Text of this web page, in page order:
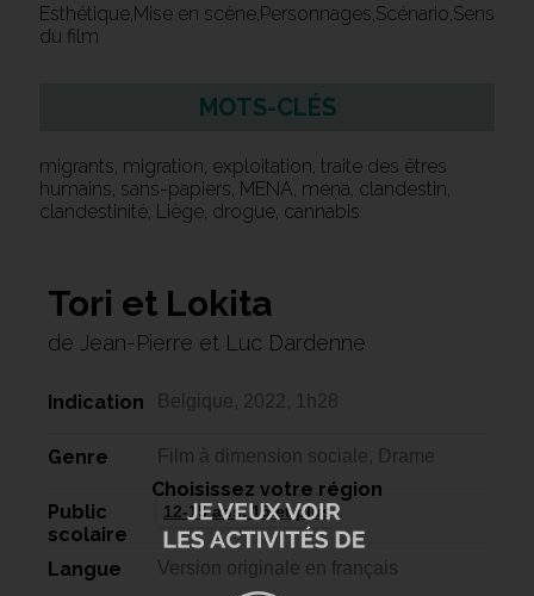
Esthétique,Mise en scène,Personnages,Scénario,Sens
du film
MOTS-CLÉS
migrants, migration, exploitation, traite des êtres
humains, sans-papiers, MENA, mena, clandestin,
clandestinité, Liège, drogue, cannabis
Tori et Lokita
de Jean-Pierre et Luc Dardenne
Indication Belgique, 2022, 1h28
Genre Film à dimension sociale, Drame
Public
scolaire
12-15 ans, 15 et plus
Langue Version originale en français
Choisissez votre région